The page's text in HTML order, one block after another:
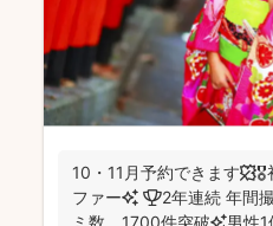
10・11月予約できます
ファー✨ 🏆2年連続 年間撮影数 全国1位✨ 🥇口コ
ミ数 1700件突破✨男性1